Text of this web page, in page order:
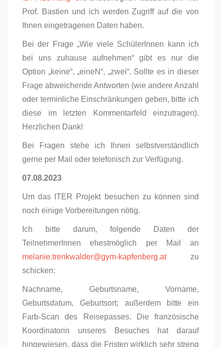
Prof. Bastien und ich werden Zugriff auf die von
Ihnen eingetragenen Daten haben.
Bei der Frage „Wie viele SchülerInnen kann ich
bei uns zuhause aufnehmen“ gibt es nur die
Option „keine“, „eineN“, „zwei“. Sollte es in dieser
Frage abweichende Antworten (wie andere Anzahl
oder terminliche Einschränkungen geben, bitte ich
diese im letzten Kommentarfeld einzutragen).
Herzlichen Dank!
Bei Fragen stehe ich Ihnen selbstverständlich
gerne per Mail oder telefonisch zur Verfügung.
07.08.2023
Um das ITER Projekt besuchen zu können sind
noch einige Vorbereitungen nötig.
Ich bitte darum, folgende Daten der
TeilnehmerInnen ehestmöglich per Mail an
melanie.trenkwalder@gym-kapfenberg.atzu
schicken:
Nachname, Geburtsname, Vorname,
Geburtsdatum, Geburtsort; außerdem bitte ein
Farb-Scan des Reisepasses. Die französische
Koordinatorin unseres Besuches hat darauf
hingewiesen, dass die Fristen wirklich sehr streng